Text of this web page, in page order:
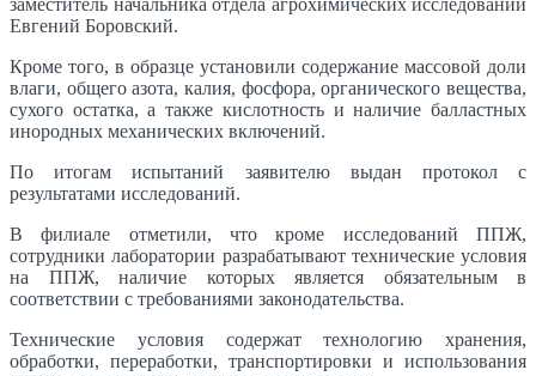
заместитель начальника отдела агрохимических исследований
Евгений Боровский.
Кроме того, в образце установили содержание массовой доли
влаги, общего азота, калия, фосфора, органического вещества,
сухого остатка, а также кислотность и наличие балластных
инородных механических включений.
По итогам испытаний заявителю выдан протокол с
результатами исследований.
В филиале отметили, что кроме исследований ППЖ,
сотрудники лаборатории разрабатывают технические условия
на ППЖ, наличие которых является обязательным в
соответствии с требованиями законодательства.
Технические условия содержат технологию хранения,
обработки, переработки, транспортировки и использования